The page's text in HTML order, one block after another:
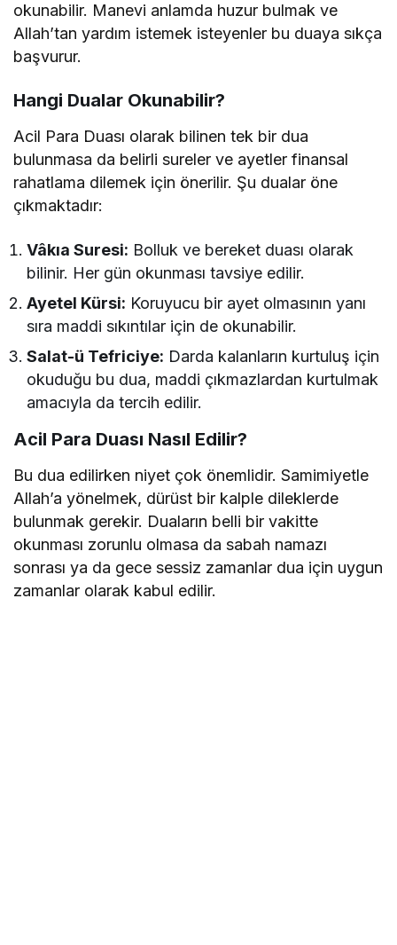
okunabilir. Manevi anlamda huzur bulmak ve
Allah’tan yardım istemek isteyenler bu duaya sıkça
başvurur.
Hangi Dualar Okunabilir?
Acil Para Duası olarak bilinen tek bir dua
bulunmasa da belirli sureler ve ayetler finansal
rahatlama dilemek için önerilir. Şu dualar öne
çıkmaktadır:
Vâkıa Suresi: Bolluk ve bereket duası olarak
bilinir. Her gün okunması tavsiye edilir.
Ayetel Kürsi: Koruyucu bir ayet olmasının yanı
sıra maddi sıkıntılar için de okunabilir.
Salat-ü Tefriciye: Darda kalanların kurtuluş için
okuduğu bu dua, maddi çıkmazlardan kurtulmak
amacıyla da tercih edilir.
Acil Para Duası Nasıl Edilir?
Bu dua edilirken niyet çok önemlidir. Samimiyetle
Allah’a yönelmek, dürüst bir kalple dileklerde
bulunmak gerekir. Duaların belli bir vakitte
okunması zorunlu olmasa da sabah namazı
sonrası ya da gece sessiz zamanlar dua için uygun
zamanlar olarak kabul edilir.